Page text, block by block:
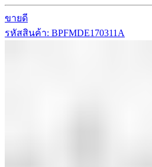
ขายดี
รหัสสินค้า: BPFMDE170311A